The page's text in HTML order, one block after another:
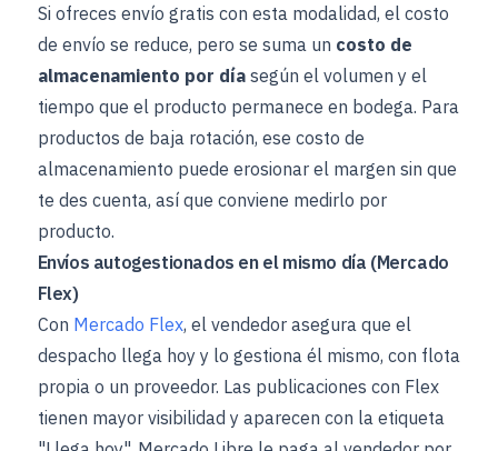
Si ofreces envío gratis con esta modalidad, el costo
de envío se reduce, pero se suma un costo de
almacenamiento por díasegún el volumen y el
tiempo que el producto permanece en bodega. Para
productos de baja rotación, ese costo de
almacenamiento puede erosionar el margen sin que
te des cuenta, así que conviene medirlo por
producto.
Envíos autogestionados en el mismo día (Mercado
Flex)
Con Mercado Flex, el vendedor asegura que el
despacho llega hoy y lo gestiona él mismo, con flota
propia o un proveedor. Las publicaciones con Flex
tienen mayor visibilidad y aparecen con la etiqueta